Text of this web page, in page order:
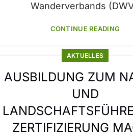
Wanderverbands
CONTINUE READING
AKTUELLES
AUSBILDUNG ZUM
UND
ZERTIFIZIERUNG